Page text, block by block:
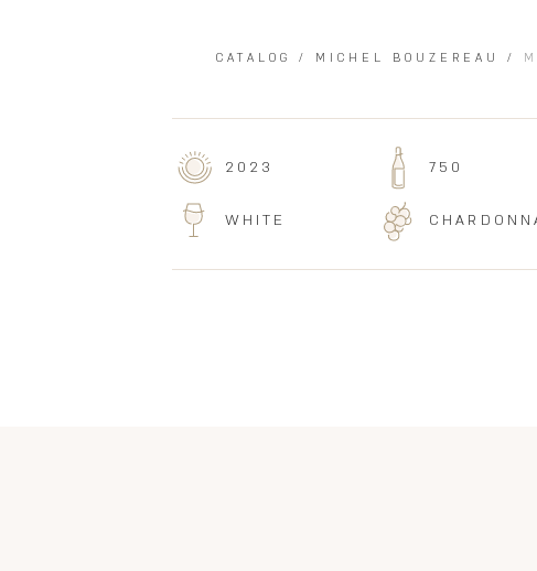
CATALOG / MICHEL BOUZEREAU /
2023
WHITE
750